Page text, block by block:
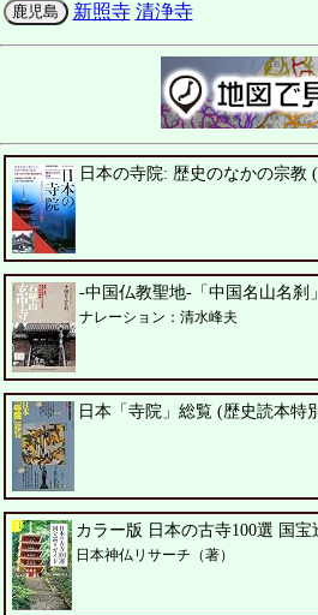
鹿児島 新照寺 清浄寺
日本の寺院: 歴史のなかの宗教
-中国仏教聖地-「中国名山名
ナレーション：清水峰夫
日本「寺院」総覧 (歴史読本
カラー版 日本の古寺100選 国
日本神仏リサーチ（著）